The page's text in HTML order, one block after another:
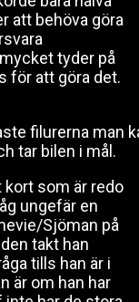
att behöva göra
tyder på
för att göra det.
filurerna man
tar bilen i mål.
som är redo
ungefär en
Sjöman på
takt han
tills han är i
är om han har